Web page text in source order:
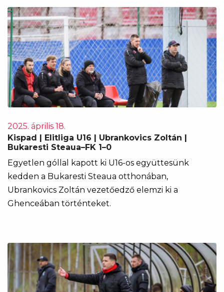
2025. április 18.
Kispad | Elitliga U16 | Ubrankovics Zoltán |
Bukaresti Steaua–FK 1–0
Egyetlen góllal kapott ki U16-os együttesünk
kedden a Bukaresti Steaua otthonában,
Ubrankovics Zoltán vezetőedző elemzi ki a
Ghenceában történteket.